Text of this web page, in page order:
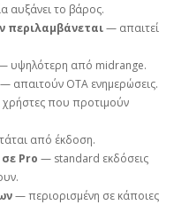
αυξάνει το βάρος.
περιλαμβάνεται— απαιτεί
υψηλότερη από midrange.
— απαιτούν OTA ενημερώσεις.
χρήστες που προτιμούν
από έκδοση.
Pro — standard εκδόσεις
— περιορισμένη σε κάποιες